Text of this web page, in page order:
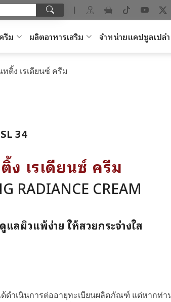
|
รีม ผลิตอาหารเสริม จำหน่ายแคปซูลเปล่า
ทติ้ง เรเดียนซ์ ครีม
34
ง เรเดียนซ์ ครีม
RADIANCE CREAM
ลผิวแพ้ง่าย ให้สวยกระจ่างใส
ำเนินการต่ออายุทะเบียนผลิตภัณฑ์ แต่หากท่า